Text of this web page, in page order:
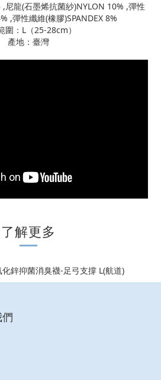
尼龍(石墨烯抗菌紗)NYLON 10% ,彈性
,彈性纖維(橡膠)SPANDEX 8%
圍：L（25-28cm）
產地：臺灣
了解更多